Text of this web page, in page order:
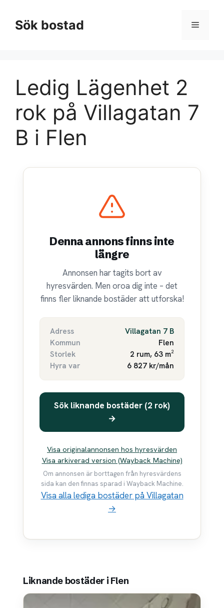
innehållSök bostad Meny
Ledig Lägenhet 2
rok på Villagatan 7
B i Flen
Denna annons finns inte
längre
Annonsen har tagits bort av
hyresvärden. Men oroa dig inte – det
finns fler liknande bostäder att utforska!
Adress
Villagatan 7 B
Kommun
Flen
Storlek
2 rum, 63 m²
Hyra var
6 827 kr/mån
Sök liknande bostäder (2 rok)
→
Visa originalannonsen hos hyresvärden
Visa arkiverad version (Wayback Machine)
Om annonsen är borttagen från hyresvärdens
sida kan den finnas sparad i Wayback Machine.
Visa alla lediga bostäder på Villagatan
→
Liknande bostäder i Flen